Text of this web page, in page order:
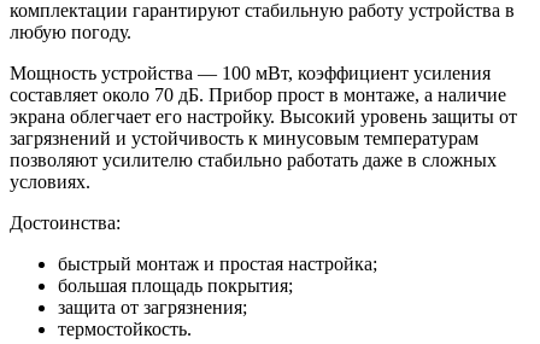
комплектации гарантируют стабильную работу устройства в
любую погоду.
Мощность устройства — 100 мВт, коэффициент усиления
составляет около 70 дБ. Прибор прост в монтаже, а наличие
экрана облегчает его настройку. Высокий уровень защиты от
загрязнений и устойчивость к минусовым температурам
позволяют усилителю стабильно работать даже в сложных
условиях.
Достоинства:
быстрый монтаж и простая настройка;
большая площадь покрытия;
защита от загрязнения;
термостойкость.